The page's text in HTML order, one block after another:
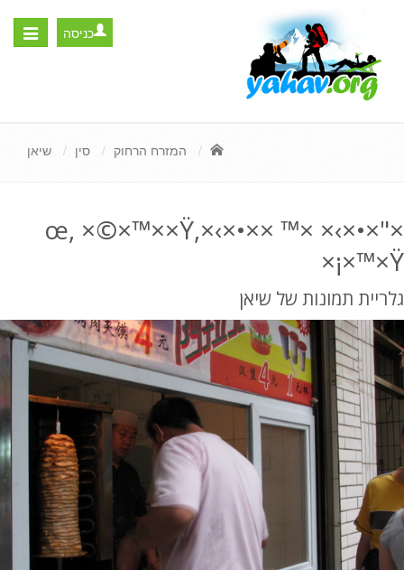
Toggle
כניסה
המזרח הרחוק סין שיאן
×"×•×›× ×™ ××•×›×œ, ×©×™××Ÿ,
×¡×™×Ÿ
גלריית תמונות של שיאן